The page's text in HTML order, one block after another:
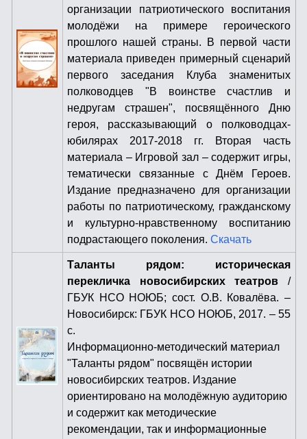
организации патриотического воспитания
молодёжи на примере героического
прошлого нашей страны. В первой части
материала приведен примерный сценарий
первого заседания Клуба знаменитых
полководцев "В воинстве счастлив и
недругам страшен", посвящённого Дню
героя, рассказывающий о полководцах-
юбилярах 2017-2018 гг. Вторая часть
материала – Игровой зал – содержит игры,
тематически связанные с Днём Героев.
Издание предназначено для организации
работы по патриотическому, гражданскому
и культурно-нравственному воспитанию
подрастающего поколения. Скачать
Таланты рядом: историческая
перекличка новосибирских театров /
ГБУК НСО НОЮБ; сост. О.В. Ковалёва. –
Новосибирск: ГБУК НСО НОЮБ, 2017. – 55
с.
Информационно-методический материал
"Таланты рядом" посвящён истории
новосибирских театров. Издание
ориентировано на молодёжную аудиторию
и содержит как методические
рекомендации, так и информационные